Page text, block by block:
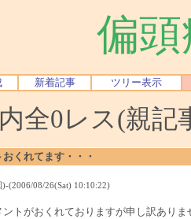
偏
新着記事 ツリー表示
全0レス(親
おくれてます・・・
(2006/08/26(Sat) 10:10:22)
トがおくれておりますが申し訳ありま